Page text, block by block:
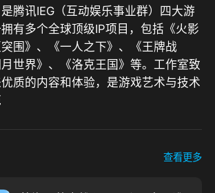
腾讯IEG（互动娱乐事业群）四大游
有多个全球顶级IP项目，包括《火影
围》、《一人之下》、《王牌战
世界》、《洛克王国》等。工作室致
质的内容和体验，是游戏艺术与技术
查看更多